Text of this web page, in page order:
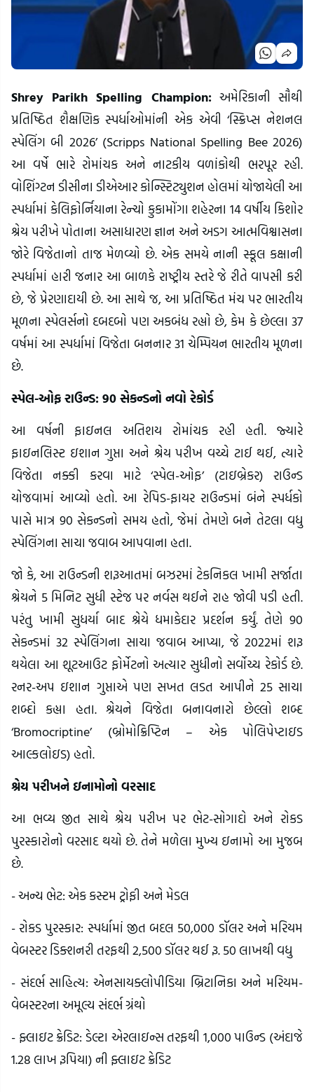
Shrey Parikh Spelling Champion:અમેરિકાની સૌથી
પ્રતિષ્ઠિત શૈક્ષણિક સ્પર્ધાઓમાંની એક એવી ‘સ્ક્રિપ્સ નેશનલ
સ્પેલિંગ બી 2026’ (Scripps National Spelling Bee 2026)
આ વર્ષે ભારે રોમાંચક અને નાટકીય વળાંકોથી ભરપૂર રહી.
વોશિંગ્ટન ડીસીના ડીએઆર કોન્સ્ટિટ્યુશન હોલમાં યોજાયેલી આ
સ્પર્ધામાં કેલિફોર્નિયાના રેન્ચો કુકામોંગા શહેરના 14 વર્ષીય કિશોર
શ્રેય પરીખે પોતાના અસાધારણ જ્ઞાન અને અડગ આત્મવિશ્વાસના
જોરે વિજેતાનો તાજ મેળવ્યો છે. એક સમયે નાની સ્કૂલ કક્ષાની
સ્પર્ધામાં હારી જનાર આ બાળકે રાષ્ટ્રીય સ્તરે જે રીતે વાપસી કરી
છે, જે પ્રેરણાદાયી છે. આ સાથે જ, આ પ્રતિષ્ઠિત મંચ પર ભારતીય
મૂળના સ્પેલર્સનો દબદબો પણ અકબંધ રહ્યો છે, કેમ કે છેલ્લા 37
વર્ષમાં આ સ્પર્ધામાં વિજેતા બનનાર 31 ચેમ્પિયન ભારતીય મૂળના
છે.
સ્પેલ-ઓફ રાઉન્ડ: 90 સેકન્ડનો નવો રેકોર્ડ
આ વર્ષની ફાઇનલ અતિશય રોમાંચક રહી હતી. જ્યારે
ફાઇનલિસ્ટ ઇશાન ગુપ્તા અને શ્રેય પરીખ વચ્ચે ટાઈ થઈ, ત્યારે
વિજેતા નક્કી કરવા માટે ‘સ્પેલ-ઓફ’ (ટાઇબ્રેકર) રાઉન્ડ
યોજવામાં આવ્યો હતો. આ રેપિડ-ફાયર રાઉન્ડમાં બંને સ્પર્ધકો
પાસે માત્ર 90 સેકન્ડનો સમય હતો, જેમાં તેમણે બને તેટલા વધુ
સ્પેલિંગના સાચા જવાબ આપવાના હતા.
જો કે, આ રાઉન્ડની શરૂઆતમાં બઝરમાં ટેકનિકલ ખામી સર્જાતા
શ્રેયને 5 મિનિટ સુધી સ્ટેજ પર નર્વસ થઈને રાહ જોવી પડી હતી.
પરંતુ ખામી સુધર્યા બાદ શ્રેયે ધમાકેદાર પ્રદર્શન કર્યું. તેણે 90
સેકન્ડમાં 32 સ્પેલિંગના સાચા જવાબ આપ્યા, જે 2022માં શરૂ
થયેલા આ શૂટઆઉટ ફોર્મેટનો અત્યાર સુધીનો સર્વોચ્ચ રેકોર્ડ છે.
રનર-અપ ઇશાન ગુપ્તાએ પણ સખત લડત આપીને 25 સાચા
શબ્દો કહ્યા હતા. શ્રેયને વિજેતા બનાવનારો છેલ્લો શબ્દ
‘Bromocriptine’ (બ્રોમોક્રિપ્ટિન – એક પોલિપેપ્ટાઇડ
આલ્કલોઇડ) હતો.
શ્રેય પરીખને ઇનામોનો વરસાદ
આ ભવ્ય જીત સાથે શ્રેય પરીખ પર ભેટ-સોગાદો અને રોકડ
પુરસ્કારોનો વરસાદ થયો છે. તેને મળેલા મુખ્ય ઇનામો આ મુજબ
છે.
- અન્ય ભેટ: એક કસ્ટમ ટ્રોફી અને મેડલ
- રોકડ પુરસ્કાર: સ્પર્ધામાં જીત બદલ 50,000 ડૉલર અને મરિયમ
વેબસ્ટર ડિક્શનરી તરફથી 2,500 ડૉલર થઈ રૂ. 50 લાખથી વધુ
- સંદર્ભ સાહિત્ય: એનસાયક્લોપીડિયા બ્રિટાનિકા અને મરિયમ-
વેબસ્ટરના અમૂલ્ય સંદર્ભ ગ્રંથો
- ફ્લાઇટ ક્રેડિટ: ડેલ્ટા એરલાઇન્સ તરફથી 1,000 પાઉન્ડ (અંદાજે
1.28 લાખ રૂપિયા) ની ફ્લાઇટ ક્રેડિટ